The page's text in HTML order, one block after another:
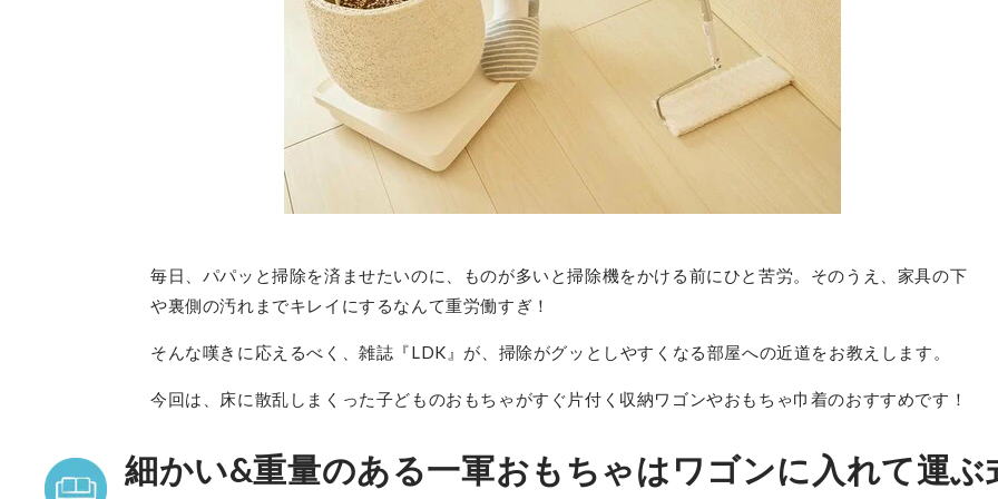
毎日、パパッと掃除を済ませたいのに、ものが多いと掃除機をかける前にひと苦労。そのうえ、家具の下
や裏側の汚れまでキレイにするなんて重労働すぎ！
そんな嘆きに応えるべく、雑誌『LDK』が、掃除がグッとしやすくなる部屋への近道をお教えします。
今回は、床に散乱しまくった子どものおもちゃがすぐ片付く収納ワゴンやおもちゃ巾着のおすすめです！
細かい&重量のある一軍おもちゃはワゴンに入れて運ぶ